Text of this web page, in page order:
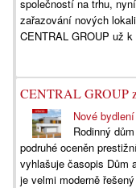
společností na trhu,
zařazování nových
CENTRAL GROUP už
CENTRAL GROUP
Nové bydlení
Rodinný
podruhé oceněn
vyhlašuje časopis Dům
je velmi moderně